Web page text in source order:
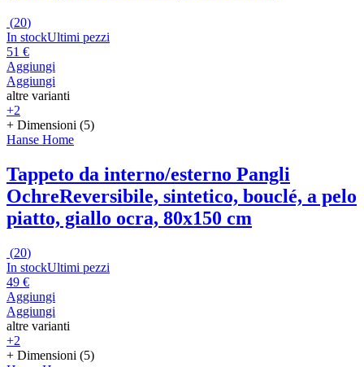
(20)
In stockUltimi pezzi
51 €
Aggiungi
Aggiungi
altre varianti
+2
+ Dimensioni (5)
Hanse Home
Tappeto da interno/esterno Pangli
OchreReversibile, sintetico, bouclé, a pelo
piatto, giallo ocra, 80x150 cm
(20)
In stockUltimi pezzi
49 €
Aggiungi
Aggiungi
altre varianti
+2
+ Dimensioni (5)